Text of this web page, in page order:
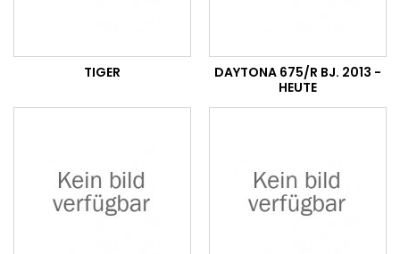
TIGER
DAYTONA 675/R BJ. 2013 -
HEUTE